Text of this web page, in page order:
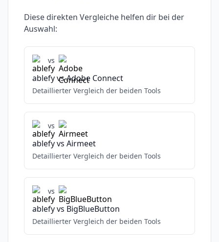
Diese direkten Vergleiche helfen dir bei der
Auswahl:
vs
ablefyvsAdobe Connect
Detaillierter Vergleich der beiden Tools
vs
ablefyvs Airmeet
Detaillierter Vergleich der beiden Tools
vs
ablefyvs BigBlueButton
Detaillierter Vergleich der beiden Tools